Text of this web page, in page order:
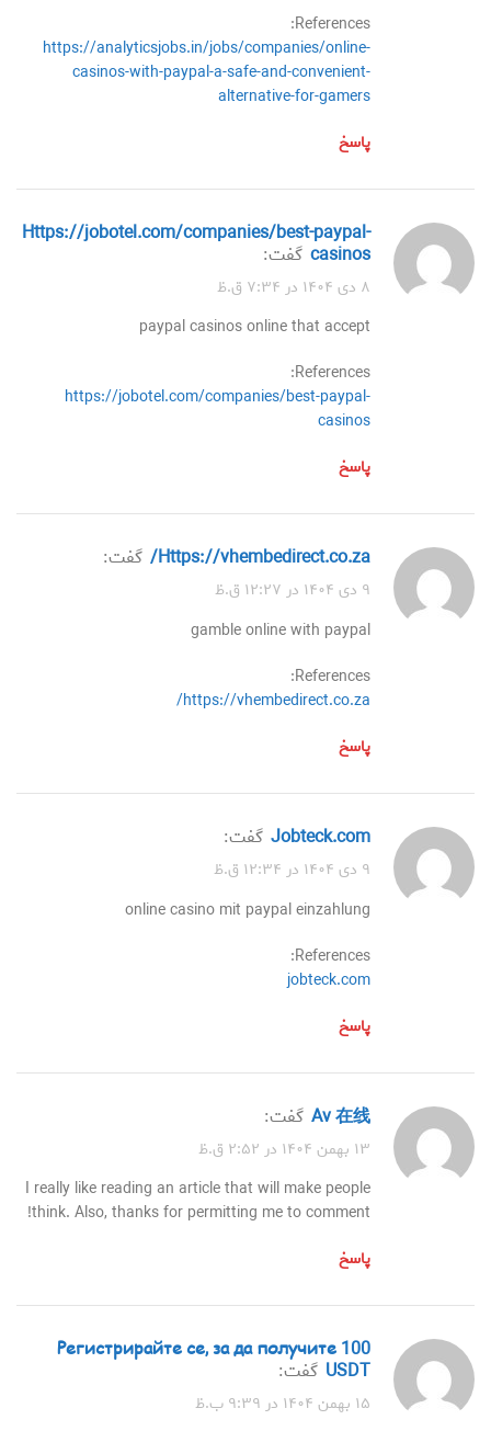
References:
https://analyticsjobs.in/jobs/companies/online-
casinos-with-paypal-a-safe-and-convenient-
alternative-for-gamers
پاسخ
https://jobotel.com/companies/best-paypal-
casinos گفت:
۸ دی ۱۴۰۴ در ۷:۳۴ ق.ظ
paypal casinos online that accept
References:
https://jobotel.com/companies/best-paypal-
casinos
پاسخ
https://vhembedirect.co.za/ گفت:
۹ دی ۱۴۰۴ در ۱۲:۲۷ ق.ظ
gamble online with paypal
References:
https://vhembedirect.co.za/
پاسخ
jobteck.com گفت:
۹ دی ۱۴۰۴ در ۱۲:۳۴ ق.ظ
online casino mit paypal einzahlung
References:
jobteck.com
پاسخ
av 在线 گفت:
۱۳ بهمن ۱۴۰۴ در ۲:۵۲ ق.ظ
I really like reading an article that will make people
think. Also, thanks for permitting me to comment!
پاسخ
Регистрирайте се, за да получите 100
USDT گفت:
۱۵ بهمن ۱۴۰۴ در ۹:۳۹ ب.ظ